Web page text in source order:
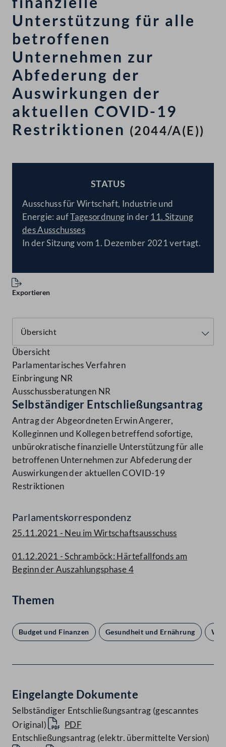
Unterstützung für alle
betroffenen
Unternehmen zur
Abfederung der
Auswirkungen der
aktuellen COVID-19
Restriktionen (2044/A(E))
STATUS
Ausschuss für Wirtschaft, Industrie und
Energie: aufTagesordnung in der 11. Sitzung
des Ausschusses
In der Sitzung vom 1. Dezember 2021 vertagt.
Exportieren
Übersicht
Parlamentarisches Verfahren
Einbringung NR
Ausschussberatungen NR
Selbständiger Entschließungsantrag
Antrag der Abgeordneten Erwin Angerer,
Kolleginnen und Kollegen betreffend sofortige,
unbürokratische finanzielle Unterstützung für alle
betroffenen Unternehmen zur Abfederung der
Auswirkungen der aktuellen COVID-19
Restriktionen
Parlamentskorrespondenz
25.11.2021 - Neu im Wirtschaftsausschuss
01.12.2021 - Schramböck: Härtefallfonds am
Beginn der Auszahlungsphase 4
Themen
Budget und Finanzen Gesundheit und Ernährung
Eingelangte Dokumente
Selbständiger Entschließungsantrag (gescanntes
Original)
PDF
Entschließungsantrag (elektr. übermittelte Version)